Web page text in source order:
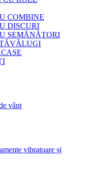
COMBINE
DISCURI
SEMĂNĂTORI
vânt
vibratoare și